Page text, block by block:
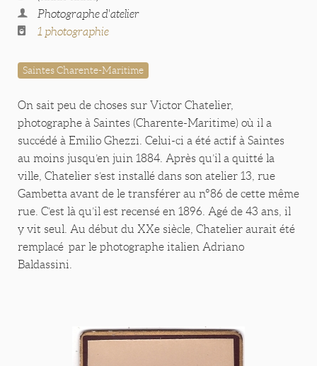
Photographe d'atelier
1 photographie
Saintes Charente-Maritime
On sait peu de choses sur Victor Chatelier,
photographe à Saintes (Charente-Maritime) où il a
succédé à Emilio Ghezzi. Celui-ci a été actif à Saintes
au moins jusqu’en juin 1884. Après qu’il a quitté la
ville, Chatelier s’est installé dans son atelier 13, rue
Gambetta avant de le transférer au n°86 de cette même
rue. C’est là qu’il est recensé en 1896. Agé de 43 ans, il
y vit seul. Au début du XXe siècle, Chatelier aurait été
remplacé par le photographe italien Adriano
Baldassini.